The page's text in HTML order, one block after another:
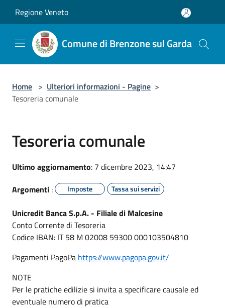
Regione Veneto
Comune di Brenzone sul Garda
Home > Ulteriori informazioni - Pagine >
Tesoreria comunale
Tesoreria comunale
Ultimo aggiornamento: 7 dicembre 2023, 14:47
Argomenti : Imposte Tassa sui servizi
Unicredit Banca S.p.A. - Filiale di Malcesine
Conto Corrente di Tesoreria
Codice IBAN: IT 58 M 02008 59300 000103504810
Pagamenti PagoPa https://www.pagopa.gov.it/
NOTE
Per le pratiche edilizie si invita a specificare causale ed
eventuale numero di pratica